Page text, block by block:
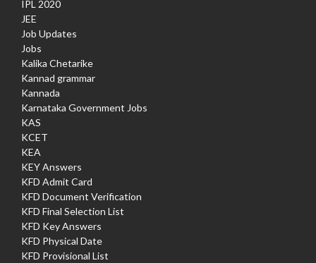
IPL 2020
JEE
Job Updates
Jobs
Kalika Chetarike
Kannad grammar
Kannada
Karnataka Government Jobs
KAS
KCET
KEA
KEY Answers
KFD Admit Card
KFD Document Verification
KFD Final Selection List
KFD Key Answers
KFD Physical Date
KFD Provisional List